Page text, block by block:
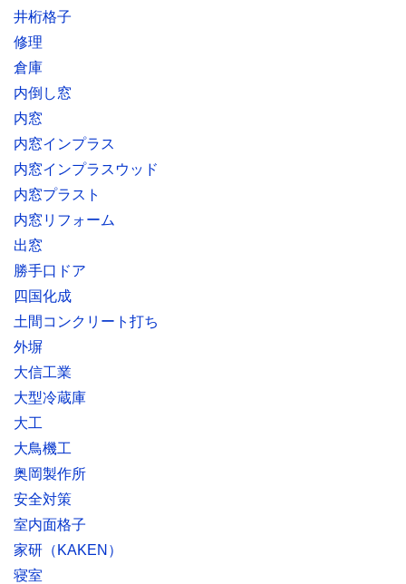
井桁格子
修理
倉庫
内倒し窓
内窓
内窓インプラス
内窓インプラスウッド
内窓プラスト
内窓リフォーム
出窓
勝手口ドア
四国化成
土間コンクリート打ち
外塀
大信工業
大型冷蔵庫
大工
大鳥機工
奥岡製作所
安全対策
室内面格子
家研（KAKEN）
寝室